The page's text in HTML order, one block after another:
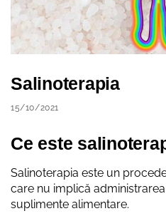
Salinoterapia
15/10/2021
Ce este
Salinoterapia este un
care nu implică
suplimente alimentare.